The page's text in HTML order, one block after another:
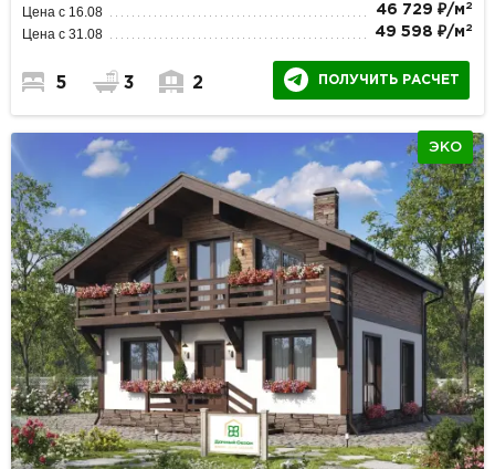
Цена с 16.08 46 729 ₽/м 2
Цена с 31.08 49 598 ₽/м 2
5 3 2 ПОЛУЧИТЬ РАСЧЕТ
ЭКО